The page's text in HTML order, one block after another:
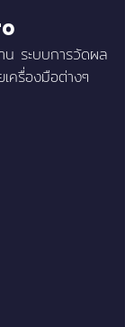
น ระบบการวัดผล
ครื่องมือต่างๆ